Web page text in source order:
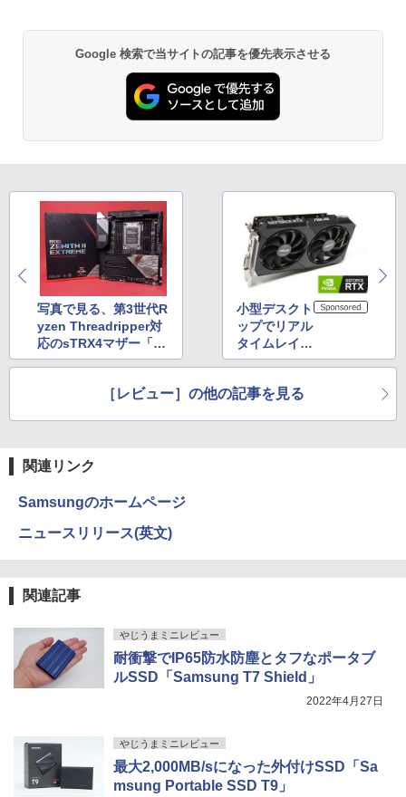
Google 検索で当サイトの記事を優先表示させる
写真で見る、第3世代R
yzen Threadripper対
応のsTRX4マザー「R
OG Zenith II Extrem
小型デスクト
ップでリアル
タイムレイト
レーシングの
ASUSの「D
［レビュー］の他の記事を見る
関連リンク
Samsungのホームページ
ニュースリリース(英文)
関連記事
やじうまミニレビュー
耐衝撃でIP65防水防塵とタフなポータブ
ルSSD「Samsung T7 Shield」
2022年4月27日
やじうまミニレビュー
最大2,000MB/sになった外付けSSD「Sa
msung Portable SSD T9」